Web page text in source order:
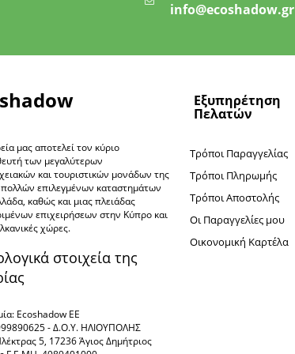
info@ecoshadow.gr
Εξυπηρέτηση
Πελατών
Τρόποι Παραγγελίας
Τρόποι Πληρωμής
Τρόποι Αποστολής
Oι Παραγγελίες μου
Oικονομική Καρτέλα
μας αποτελεί τον κύριο
των μεγαλύτερων
και τουριστικών μονάδων της
επιλεγμένων καταστημάτων
καθώς και μιας πλειάδας
επιχειρήσεων στην Κύπρο και
χώρες.
στοιχεία της
Ecoshadow ΕΕ
- Δ.Ο.Υ. ΗΛΙΟΥΠΟΛΗΣ
5, 17236 Άγιος Δημήτριος